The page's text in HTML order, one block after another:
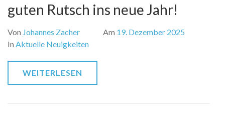
guten Rutsch ins neue Jahr!
Von Johannes Zacher Am 19. Dezember 2025
In Aktuelle Neuigkeiten
WEITERLESEN